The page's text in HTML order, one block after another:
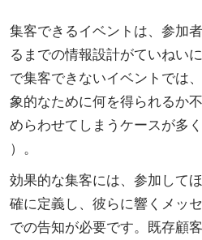
集客できるイベントは、参加
るまでの情報設計がていねい
で集客できないイベントでは
象的なために何を得られるか
めらわせてしまうケースが多
）。
効果的な集客には、参加して
確に定義し、彼らに響くメッ
での告知が必要です。既存顧